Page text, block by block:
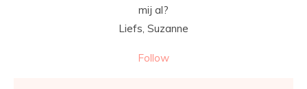
mij al?
Liefs, Suzanne
Follow